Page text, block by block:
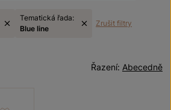
Tematická řada:
Blue line
Zrušit filtry
Abecedně
Řazení: